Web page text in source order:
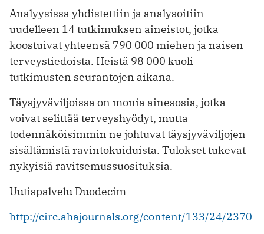
Analyysissa yhdistettiin ja analysoitiin
uudelleen 14 tutkimuksen aineistot, jotka
koostuivat yhteensä 790 000 miehen ja naisen
terveystiedoista. Heistä 98 000 kuoli
tutkimusten seurantojen aikana.
Täysjyväviljoissa on monia ainesosia, jotka
voivat selittää terveyshyödyt, mutta
todennäköisimmin ne johtuvat täysjyväviljojen
sisältämistä ravintokuiduista. Tulokset tukevat
nykyisiä ravitsemussuosituksia.
Uutispalvelu Duodecim
http://circ.ahajournals.org/content/133/24/2370